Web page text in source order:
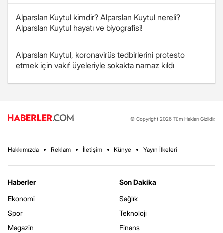
Alparslan Kuytul kimdir? Alparslan Kuytul nereli?
Alparslan Kuytul hayatı ve biyografisi!
Alparslan Kuytul, koronavirüs tedbirlerini protesto
etmek için vakıf üyeleriyle sokakta namaz kıldı
© Copyright 2026 Tüm Hakları Gizlidir.
Hakkımızda Reklam İletişim Künye Yayın İlkeleri
Haberler
Ekonomi
Spor
Magazin
Son Dakika
Sağlık
Teknoloji
Finans